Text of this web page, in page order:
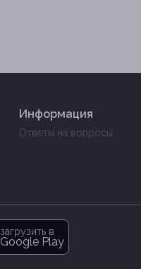
Информация
Ответы на вопросы
загрузить в
Google Play